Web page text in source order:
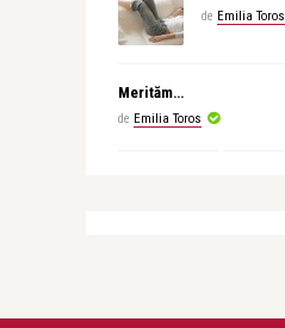
de Emilia Toros
Merităm…
de Emilia Toros